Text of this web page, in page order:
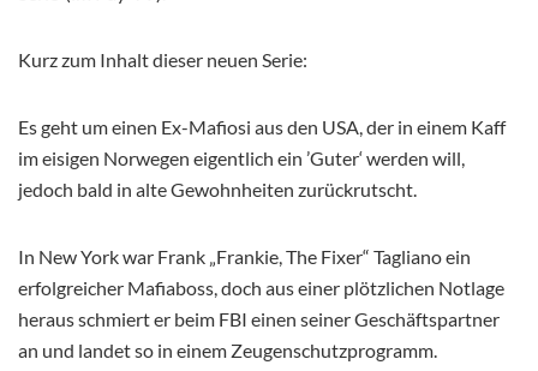
Kurz zum Inhalt dieser neuen Serie:
Es geht um einen Ex-Mafiosi aus den USA, der in einem Kaff
im eisigen Norwegen eigentlich ein ’Guter‘ werden will,
jedoch bald in alte Gewohnheiten zurückrutscht.
In New York war Frank „Frankie, The Fixer“ Tagliano ein
erfolgreicher Mafiaboss, doch aus einer plötzlichen Notlage
heraus schmiert er beim FBI einen seiner Geschäftspartner
an und landet so in einem Zeugenschutzprogramm.